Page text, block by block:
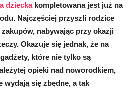
dzieckakompletowana jest już na
Najczęściej przyszli rodzice
zakupów, nabywając przy okazji
Okazuje się jednak, że na
które nie tylko są
opieki nad noworodkiem,
wydają się zbędne, a tak